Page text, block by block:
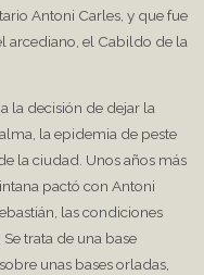
Antoni Carles, y que fue
arcediano, el Cabildo de la
la decisión de dejar la
la epidemia de peste
la ciudad. Unos años más
pactó con Antoni
las condiciones
trata de una base
unas bases orladas,